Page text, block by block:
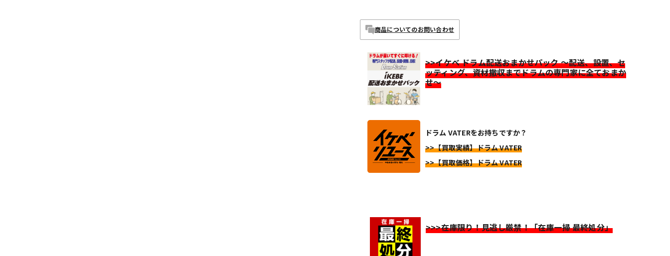
商品についてのお問い合わせ
>>イケベ ドラム配送おまかせパック ～配送、設置、セ
ッティング、資材撤収までドラムの専門家に全ておまか
せ～
ドラム VATERをお持ちですか？
>>【買取実績】ドラム VATER
>>【買取価格】ドラム VATER
>>>在庫限り！見逃し厳禁！「在庫一掃 最終処分」